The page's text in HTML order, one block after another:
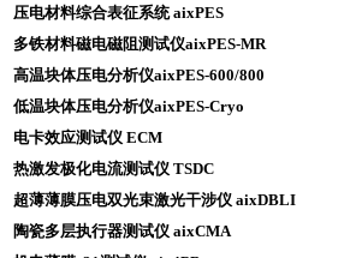
压电材料综合表征系统 aixPES
多铁材料磁电磁阻测试仪aixPES-MR
高温块体压电分析仪aixPES-600/800
低温块体压电分析仪aixPES-Cryo
电卡效应测试仪 ECM
热激发极化电流测试仪 TSDC
超薄薄膜压电双光束激光干涉仪 aixDBLI
陶瓷多层执行器测试仪 aixCMA